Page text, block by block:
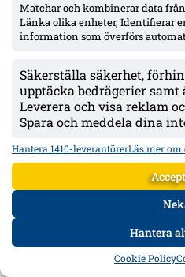
Matchar och kombinerar data
Länka olika enheter, Identifierar
information som överförs
Säkerställa säkerhet,
upptäcka bedrägerier samt
Leverera och visa reklam
Spara och meddela dina
Hantera 1410-leverantörerLäs mer om
Hantera
Cookie Policy
Oddevold väntas få drygt 1 Mkr via
försäljningen – Fifa-utbetalning kan
Stroud lämnar Mjällby för Hull City.
för lång ledtid via Fifa och pekar på
Mer om
DATA